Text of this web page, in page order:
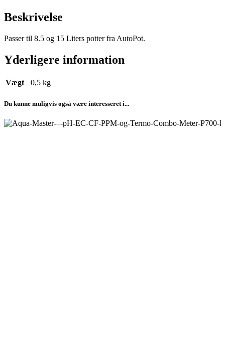
Beskrivelse
Passer til 8.5 og 15 Liters potter fra AutoPot.
Yderligere information
Vægt 0,5 kg
Du kunne muligvis også være interesseret i...